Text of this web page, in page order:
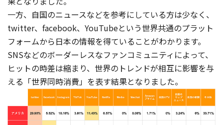
一方、自国のニュースなどを参考にしている方は少なく、
twitter、facebook、YouTubeという世界共通のプラット
フォームから日本の情報を得ていることがわかります。
SNSなどのボーダーレスなファンコミュニティによって、
ヒットの時差は縮まり、世界のトレンドが相互に影響を与
える「世界同時消費」を表す結果となりました。